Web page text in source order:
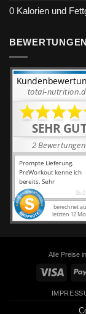
0 Kalorien und
BEWERTUNGEN
Alle Preise
Visa